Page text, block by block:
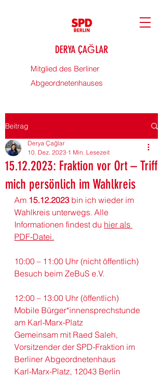
DERYA ÇAĞLAR
Mitglied des Berliner
Abgeordnetenhauses
Beitrag
15.12.2023: Fraktion vor Ort – Triff
mich persönlich im Wahlkreis
Derya Çağlar
10. Dez. 2023 1 Min. Lesezeit
Am 15.12.2023 bin ich wieder im
Wahlkreis unterwegs. Alle
Informationen findest du hier als
PDF-Datei.
10:00 – 11:00 Uhr (nicht öffentlich)
Besuch beim ZeBuS e.V.
12:00 – 13:00 Uhr (öffentlich)
Mobile Bürger*innensprechstunde
am Karl-Marx-Platz
Gemeinsam mit Raed Saleh,
Vorsitzender der SPD-Fraktion im
Berliner Abgeordnetenhaus
Karl-Marx-Platz, 12043 Berlin